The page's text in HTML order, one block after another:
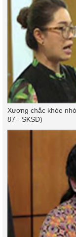
Xương chắc khỏe
87 - SKSĐ)